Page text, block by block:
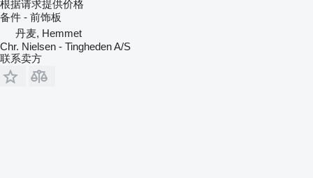
根据请求提供价格
备件 - 前饰板
丹麦, Hemmet
Chr. Nielsen - Tingheden A/S
联系卖方